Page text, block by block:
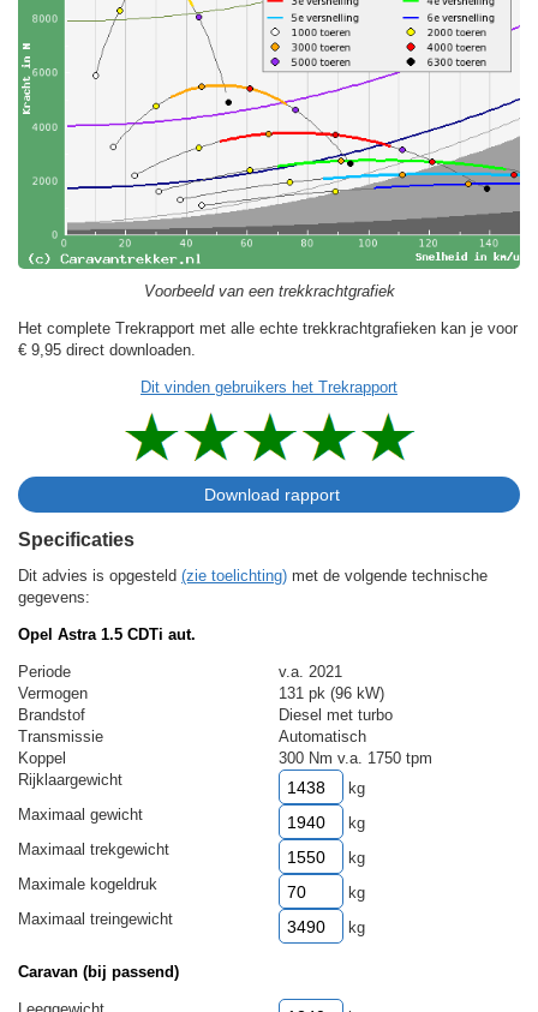
Voorbeeld van een trekkrachtgrafiek
Het complete Trekrapport met alle echte trekkrachtgrafieken kan je voor
€ 9,95 direct downloaden.
Dit vinden gebruikers het Trekrapport
Specificaties
Dit advies is opgesteld (zie toelichting) met de volgende technische
gegevens:
Opel Astra 1.5 CDTi aut.
Periode
v.a. 2021
Vermogen
131 pk (96 kW)
Brandstof
Diesel met turbo
Transmissie
Automatisch
Koppel
300 Nm v.a. 1750 tpm
Rijklaargewicht
kg
Maximaal gewicht
kg
Maximaal trekgewicht
kg
Maximale kogeldruk
kg
Maximaal treingewicht
kg
Caravan (bij passend)